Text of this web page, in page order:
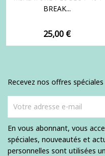
BREAK...
Prix
25,00 €
Recevez nos offres spéciales
En vous abonnant, vous
spéciales, nouveautés et
personnelles sont utilisées